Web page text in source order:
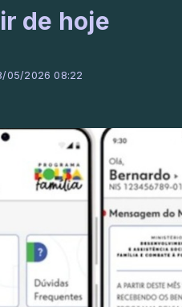
de hoje
05/2026 08:22